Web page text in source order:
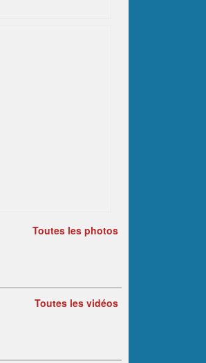
Toutes les photos
Toutes les vidéos